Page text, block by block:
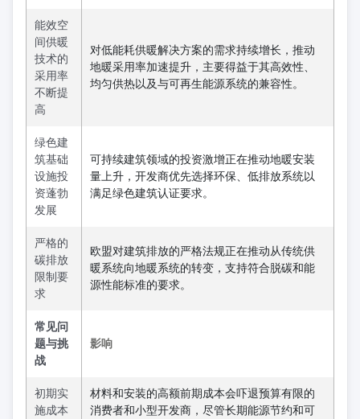
能效空
间供暖
技术的
采用率
不断提
高
对低能耗供暖解决方案的需求持续增长，推动
地暖采用率加速提升，主要得益于其高效性、
均匀供热以及与可再生能源系统的兼容性。
绿色建
筑基础
设施投
资蓬勃
发展
可持续建筑领域的投资激增正在推动地暖安装
量上升，开发商优先选择环保、低排放系统以
满足绿色建筑认证要求。
严格的
碳排放
限制要
求
欧盟对建筑排放的严格法规正在推动从传统供
暖系统向地暖系统的转变，支持符合脱碳和能
源性能标准的要求。
常见问
题与挑
战
影响
初期实
施成本
材料和安装的高额前期成本会吓退预算有限的
消费者和小型开发商，尽管长期能源节约和可